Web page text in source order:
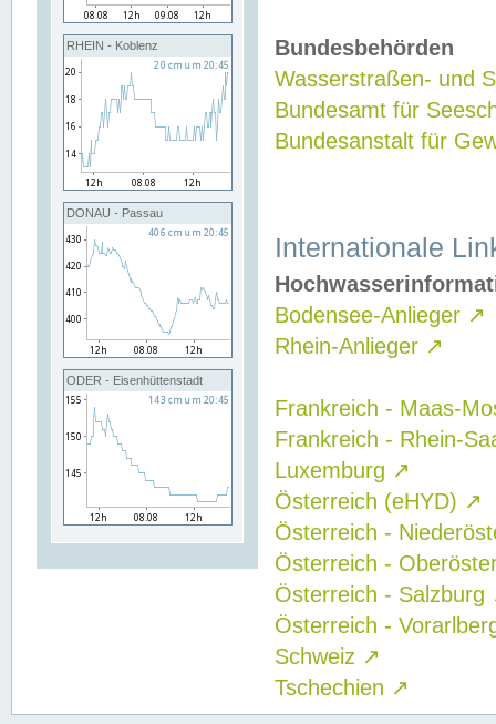
RHEIN - Koblenz
DONAU - Passau
ODER - Eisenhüttenstadt
Bundesbehörden
Wasserstraßen- und
Bundesamt für
Bundesanstalt für
Internationale
Bodensee-Anlieger ↗
Rhein-Anlieger ↗
Frankreich - Maas-
Frankreich - Rhein-
Luxemburg ↗
Österreich (eHYD) ↗
Österreich -
Österreich -
Österreich - Salzburg
Österreich -
Schweiz ↗
Tschechien ↗